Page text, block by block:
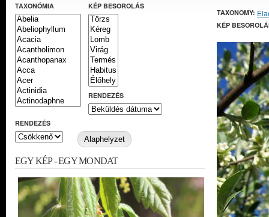
TAXONOMY:
KÉP
TAXONÓMIA KÉP BESOROLÁS
RENDEZÉS
RENDEZÉS
EGY KÉP - EGY MONDAT